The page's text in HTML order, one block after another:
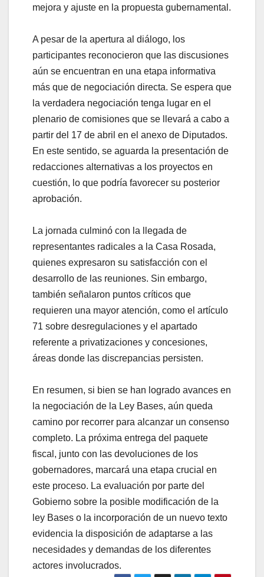
mejora y ajuste en la propuesta gubernamental.
A pesar de la apertura al diálogo, los
participantes reconocieron que las discusiones
aún se encuentran en una etapa informativa
más que de negociación directa. Se espera que
la verdadera negociación tenga lugar en el
plenario de comisiones que se llevará a cabo a
partir del 17 de abril en el anexo de Diputados.
En este sentido, se aguarda la presentación de
redacciones alternativas a los proyectos en
cuestión, lo que podría favorecer su posterior
aprobación.
La jornada culminó con la llegada de
representantes radicales a la Casa Rosada,
quienes expresaron su satisfacción con el
desarrollo de las reuniones. Sin embargo,
también señalaron puntos críticos que
requieren una mayor atención, como el artículo
71 sobre desregulaciones y el apartado
referente a privatizaciones y concesiones,
áreas donde las discrepancias persisten.
En resumen, si bien se han logrado avances en
la negociación de la Ley Bases, aún queda
camino por recorrer para alcanzar un consenso
completo. La próxima entrega del paquete
fiscal, junto con las devoluciones de los
gobernadores, marcará una etapa crucial en
este proceso. La evaluación por parte del
Gobierno sobre la posible modificación de la
ley Bases o la incorporación de un nuevo texto
evidencia la disposición de adaptarse a las
necesidades y demandas de los diferentes
actores involucrados.